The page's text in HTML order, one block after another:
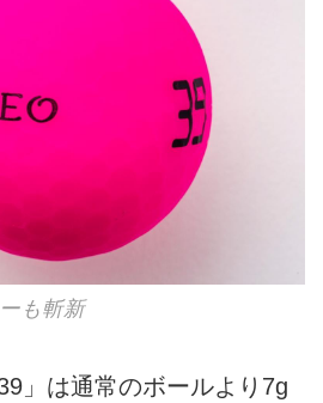
も斬新
」は通常のボールより7g